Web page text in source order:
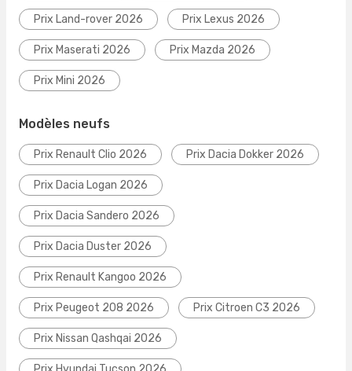
Prix Land-rover 2026 Prix Lexus 2026
Prix Maserati 2026 Prix Mazda 2026
Prix Mini 2026
Modèles neufs
Prix Renault Clio 2026 Prix Dacia Dokker 2026
Prix Dacia Logan 2026
Prix Dacia Sandero 2026
Prix Dacia Duster 2026
Prix Renault Kangoo 2026
Prix Peugeot 208 2026 Prix Citroen C3 2026
Prix Nissan Qashqai 2026